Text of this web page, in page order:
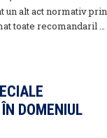
un alt act normativ prin
toate recomandaril …
DOMENIUL